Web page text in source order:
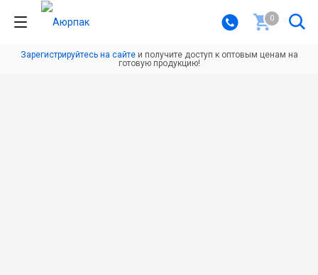
0
Зарегистрируйтесь на сайтеи получите доступ к оптовым ценам на
готовую продукцию!